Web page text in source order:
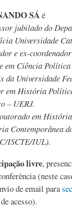
SÁé
jubilado do
Universidade
e ex-
em Ciência
da Universidade
em História
– UERJ.
em
Contemporânea
ISCTE/IUL).
livre,
(neste
de email para
acesso).